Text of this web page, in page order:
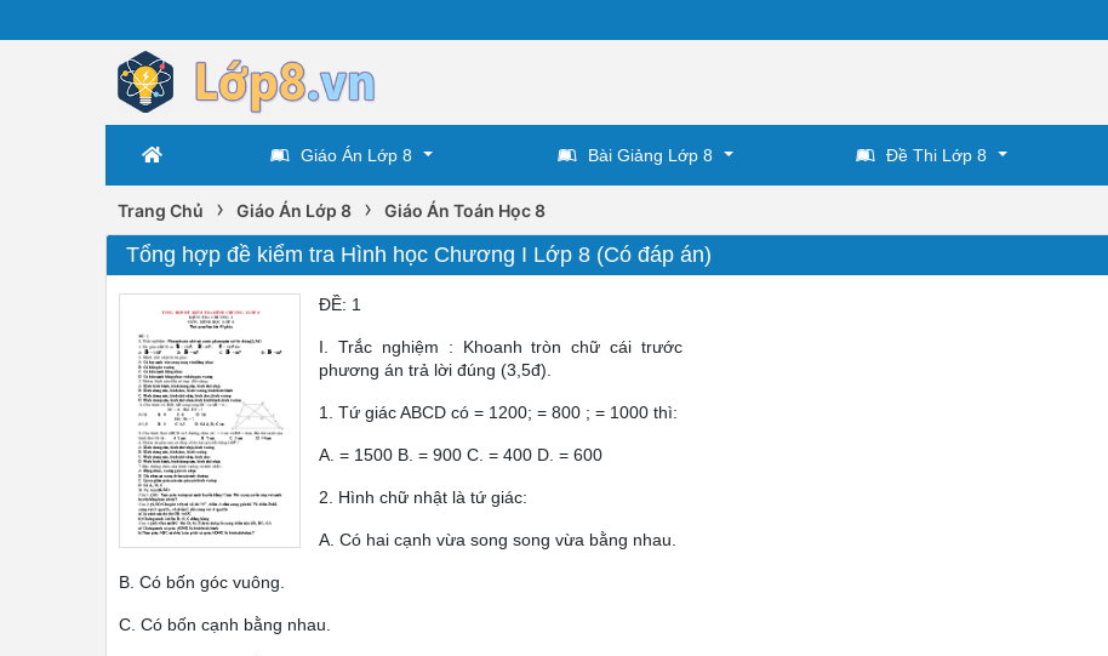
Giáo Án Lớp 8 Bài Giảng Lớp 8 Đề Thi Lớp 8
Trang Chủ › Giáo Án Lớp 8 › Giáo Án Toán Học 8
Tổng hợp đề kiểm tra Hình học Chương I Lớp 8 (Có đáp án)
ĐỀ: 1
I. Trắc nghiệm : Khoanh tròn chữ cái trước
phương án trả lời đúng (3,5đ).
1. Tứ giác ABCD có = 1200; = 800 ; = 1000 thì:
A. = 1500 B. = 900 C. = 400 D. = 600
2. Hình chữ nhật là tứ giác:
A. Có hai cạnh vừa song song vừa bằng nhau.
B. Có bốn góc vuông.
C. Có bốn cạnh bằng nhau.